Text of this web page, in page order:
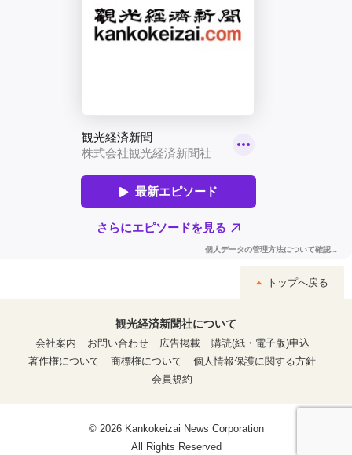
トップへ戻る
観光経済新聞社について
会社案内
お問い合わせ 広告掲載
購読(紙・電子版)申込
著作権について
商標権について
個人情報保護に関する方針
会員規約
© 2026 Kankokeizai News Corporation
All Rights Reserved